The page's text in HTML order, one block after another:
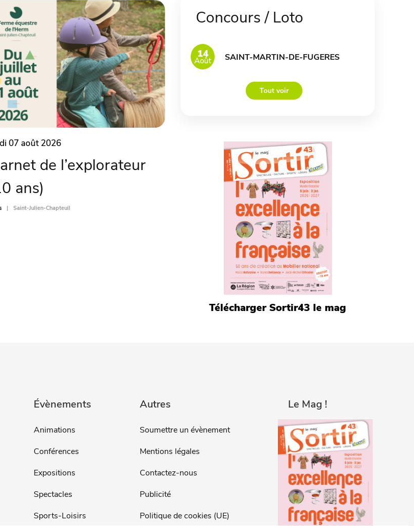
07 août 2026
de l’explorateur
ans)
Saint-Julien-Chapteuil
Concours / Loto
14
Août SAINT-MARTIN-DE-FUGERES
Tout voir
Télécharger Sortir43 le mag
Évènements
Animations
Conférences
Expositions
Spectacles
Sports-Loisirs
Autres
Soumettre un évènement
Mentions légales
Contactez-nous
Publicité
Politique de cookies (UE)
Le Mag !